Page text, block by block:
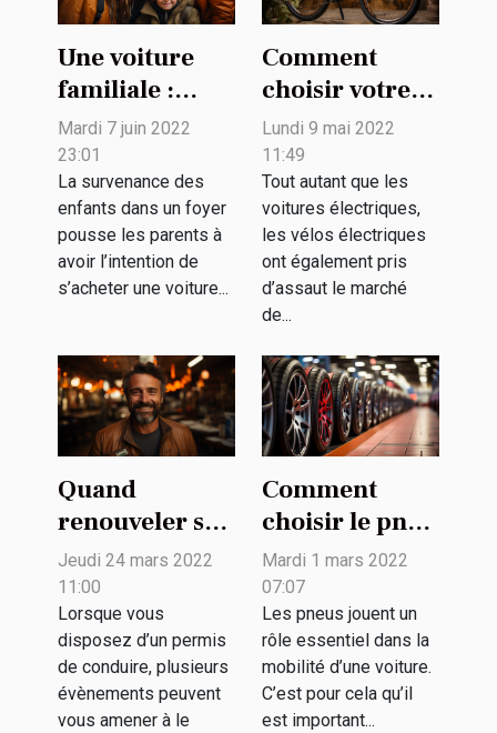
Une voiture
familiale :
comment
choisir ?
Mardi 7 juin 2022
23:01
La survenance des
enfants dans un foyer
pousse les parents à
avoir l’intention de
s’acheter une voiture...
Comment
choisir votre
vélo électrique
noir ?
Lundi 9 mai 2022
11:49
Tout autant que les
voitures électriques,
les vélos électriques
ont également pris
d’assaut le marché
de...
Quand
renouveler son
permis de
conduire ?
Jeudi 24 mars 2022
11:00
Lorsque vous
disposez d’un permis
de conduire, plusieurs
évènements peuvent
vous amener à le
Comment
choisir le pneu
d’une voiture ?
Mardi 1 mars 2022
07:07
Les pneus jouent un
rôle essentiel dans la
mobilité d’une voiture.
C’est pour cela qu’il
est important...